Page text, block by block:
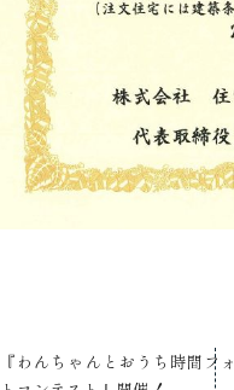
『わんちゃんとおうち時間フォ